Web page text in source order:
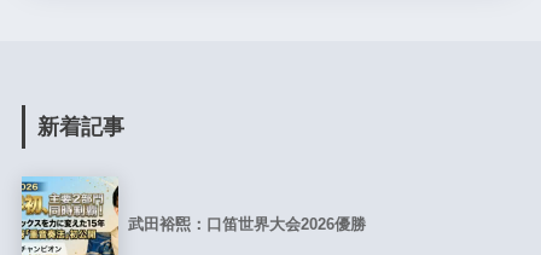
新着記事
武田裕煕：口笛世界大会2026優勝